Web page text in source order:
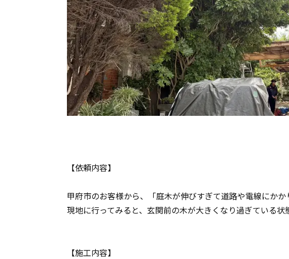
【依頼内容】
甲府市のお客様から、「庭木が伸びすぎて道路や電線にか
現地に行ってみると、玄関前の木が大きくなり過ぎている状
【施工内容】